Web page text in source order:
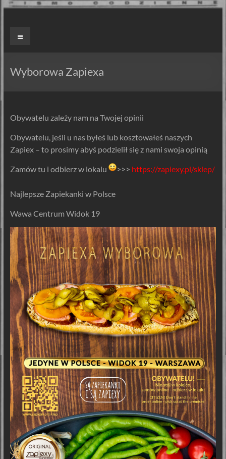
Skip
ZAPIEXY
–
SMAK
ORYGINALNE!
Są
Zapiexy.
Menu
Wyborowa Zapiexa
Obywatelu zależy nam na Twojej opinii
Obywatelu, jeśli u nas byłeś lub kosztowałeś naszych
Zapiex – to prosimy abyś podzielił się z nami swoja opinią
Zamów tu i odbierz w lokalu >>> https://zapiexy.pl/sklep/
Najlepsze Zapiekanki w Polsce
Wawa Centrum Widok 19